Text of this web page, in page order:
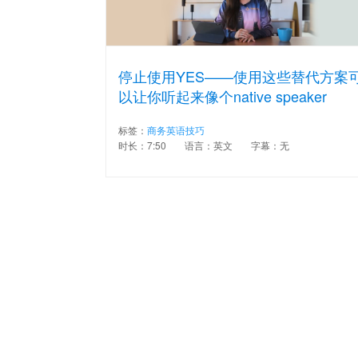
停止使用YES——使用这些替代方案
以让你听起来像个native speaker
标签： 商务英语技巧
时长：7:50
语言：英文 字幕：无